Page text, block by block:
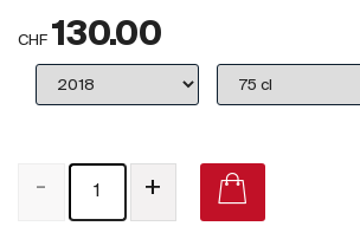
Subskriptionsweine
Degustationspakete
CHF 130.00
- +